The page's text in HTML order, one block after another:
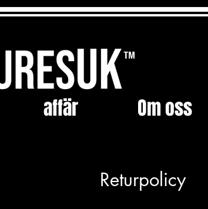
affär Om oss
Returpolicy